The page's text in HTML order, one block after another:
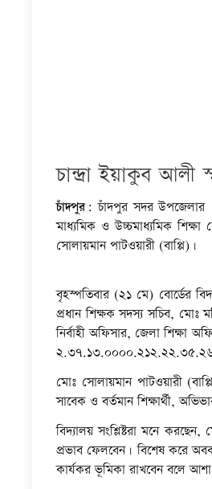
চান্দ্রা ইয়াকুব
চাঁদপুর: চাঁদপুর সদর উপজেলার
মাধ্যমিক ও উচ্চমাধ্যমিক
সোলায়মান পাটওয়ারী (বাপ্পি)।
বৃহস্পতিবার (২১ মে) বোর্ডের
প্রধান শিক্ষক সদস্য সচিব, মোঃ
নির্বাহী অফিসার, জেলা শিক্ষা
মোঃ সোলায়মান পাটওয়ারী
সাবেক ও বর্তমান শিক্ষার্থী,
বিদ্যালয় সংশ্লিষ্টরা মনে করছেন,
প্রভাব ফেলবেন। বিশেষ করে
কার্যকর ভূমিকা রাখবেন বলে